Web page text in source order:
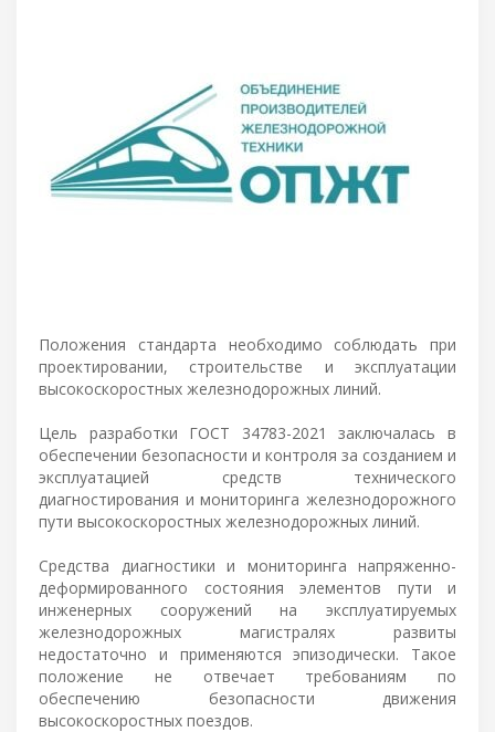
Положения стандарта необходимо соблюдать при
проектировании, строительстве и эксплуатации
высокоскоростных железнодорожных линий.
Цель разработки ГОСТ 34783-2021 заключалась в
обеспечении безопасности и контроля за созданием и
эксплуатацией средств технического
диагностирования и мониторинга железнодорожного
пути высокоскоростных железнодорожных линий.
Средства диагностики и мониторинга напряженно-
деформированного состояния элементов пути и
инженерных сооружений на эксплуатируемых
железнодорожных магистралях развиты
недостаточно и применяются эпизодически. Такое
положение не отвечает требованиям по
обеспечению безопасности движения
высокоскоростных поездов.